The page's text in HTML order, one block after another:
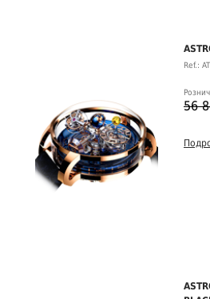
Ref.:
56